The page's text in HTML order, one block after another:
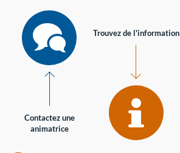
Contactez une
animatrice
Trouvez de l'information